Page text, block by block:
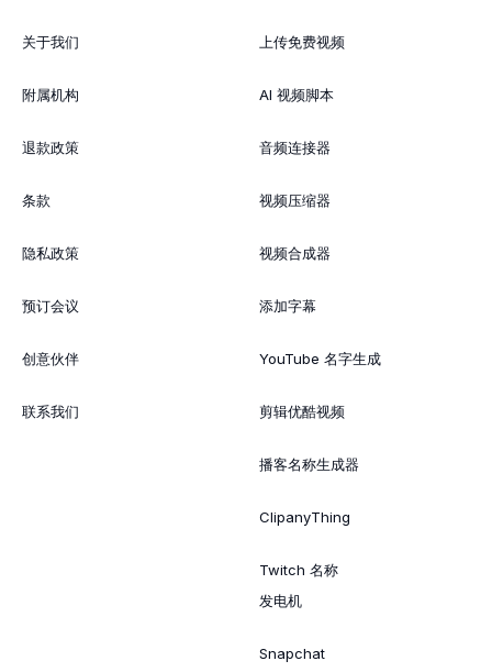
关于我们
附属机构
退款政策
条款
隐私政策
预订会议
创意伙伴
联系我们
上传免费视频
AI 视频脚本
音频连接器
视频压缩器
视频合成器
添加字幕
YouTube 名字生成
剪辑优酷视频
播客名称生成器
ClipanyThing
Twitch 名称
发电机
Snapchat